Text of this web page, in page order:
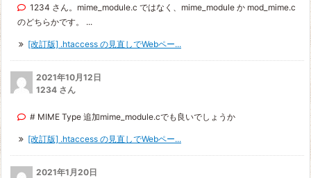
1234 さん。mime_module.c ではなく、mime_module か mod_mime.c
のどちらかです。 ...
[改訂版] .htaccess の見直しでWebペー...
2021年10月12日
1234 さん
# MIME Type 追加mime_module.cでも良いでしょうか
[改訂版] .htaccess の見直しでWebペー...
2021年1月20日